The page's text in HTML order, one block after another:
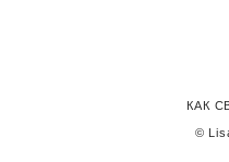
КАК
©